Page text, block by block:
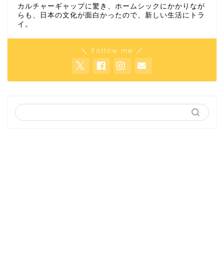
カルチャーギャップに驚き、ホームシックにかかりなが
らも、日本の文化が面白かったので、新しい生活にトラ
イ。
＼ Follow me ／